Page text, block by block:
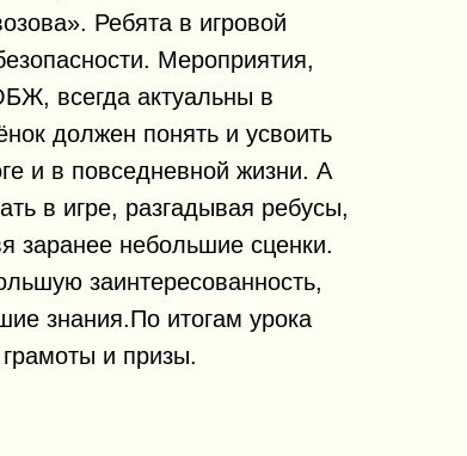
Ребята в игровой
Мероприятия,
всегда актуальны в
должен понять и усвоить
и в повседневной жизни. А
в игре, разгадывая ребусы,
заранее небольшие сценки.
заинтересованность,
знания.По итогам урока
и призы.